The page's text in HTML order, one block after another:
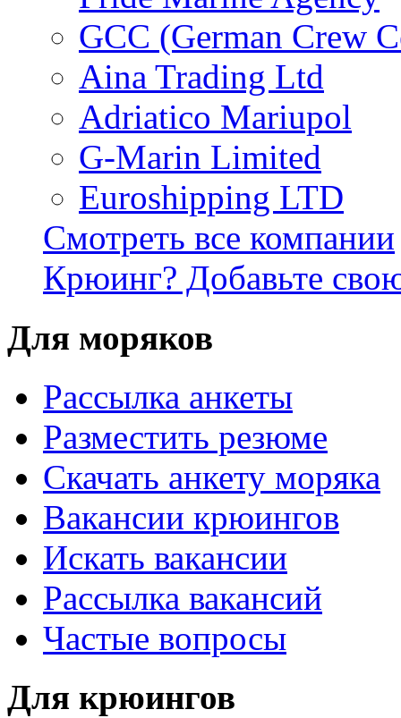
GCC (German Crew
Aina Trading Ltd
Adriatico Mariupol
G-Marin Limited
Euroshipping LTD
Смотреть все компании
Крюинг? Добавьте
Для моряков
Раccылка анкеты
Разместить резюме
Скачать анкету моряка
Вакансии крюингов
Искать вакансии
Рассылка вакансий
Частые вопросы
Для крюингов